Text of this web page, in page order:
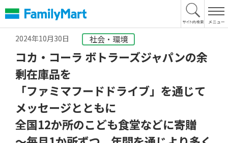
文
へ
2024年10月30日
社会・環境
コカ・コーラ ボトラーズジャパンの余
剰在庫品を
「ファミマフードドライブ」を通じて
メッセージとともに
全国12か所のこども食堂などに寄贈